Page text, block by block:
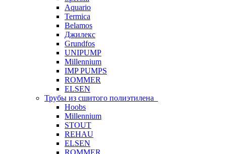
Aquario
Termica
Belamos
Джилекс
Grundfos
UNIPUMP
Millennium
IMP PUMPS
ROMMER
ELSEN
Трубы из сшитого полиэтилена
Hoobs
Millennium
STOUT
REHAU
ELSEN
ROMMER